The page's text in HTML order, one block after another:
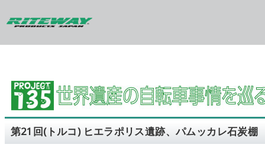
第21回(トルコ) ヒエラポリス遺跡、パムッカレ石炭棚